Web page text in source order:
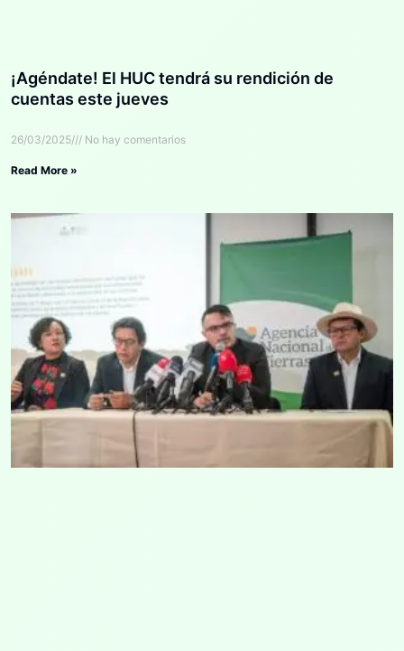
¡Agéndate! El HUC tendrá su rendición de
cuentas este jueves
26/03/2025 No hay comentarios
Read More »